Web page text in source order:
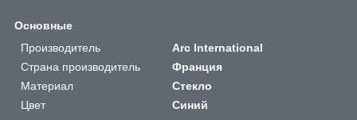
Основные
Производитель
Arc International
Страна производитель
Франция
Материал
Стекло
Цвет
Синий